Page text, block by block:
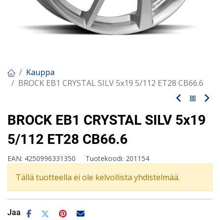
Kauppa
BROCK EB1 CRYSTAL SILV 5x19 5/112 ET28 CB66.6
BROCK EB1 CRYSTAL SILV 5x19
5/112 ET28 CB66.6
EAN: 4250996331350 Tuotekoodi: 201154
Tällä tuotteella ei ole kelvollista yhdistelmää.
Jaa